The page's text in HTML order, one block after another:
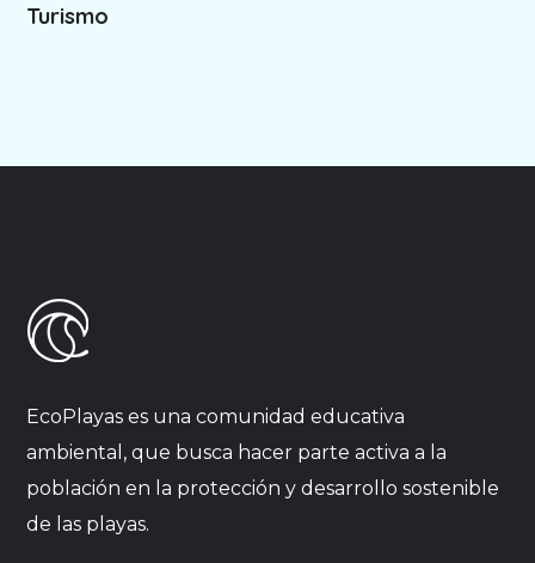
Turismo
EcoPlayas es una comunidad educativa
ambiental, que busca hacer parte activa a la
población en la protección y desarrollo sostenible
de las playas.